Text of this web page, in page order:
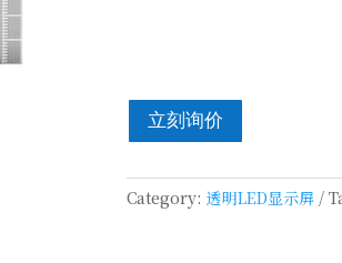
立刻询价
Category: 透明LED显示屏